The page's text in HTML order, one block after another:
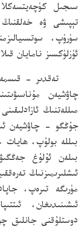
سىجىل
تېپىشى ۋە
سۈرۈپ،
ئۈزلۈكسىز نامايان
تەقدىر -
چاۋشيەن
مىللەتنىڭ
جۇڭگو - چاۋشيەن
بىللە بولۇپ، ھايات
بىلەن ئۇلۇغ
ئىشلىرىمىزنىڭ
مۈرىگە تىرەپ،
ئىشىنىدىغان،
دوستلۇقنى جانلىق